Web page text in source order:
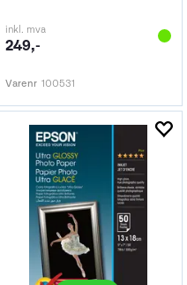
inkl. mva
249,-
Varenr 100531